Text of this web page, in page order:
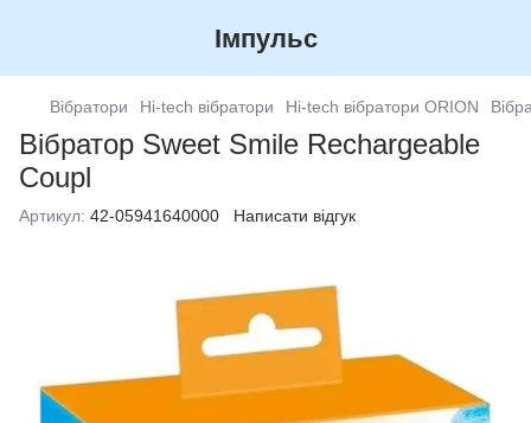
Імпульс
Вібратори Hi-tech вібратори Hi-tech вібратори ORION
Вібратор Sweet Smile Rechargeable
Coupl
Артикул: 42-05941640000 Написати відгук